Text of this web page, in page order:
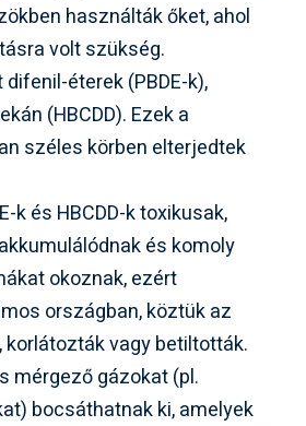
használták őket, ahol
volt szükség.
éterek (PBDE-k),
(HBCDD). Ezek a
széles körben elterjedtek
k és HBCDD-k toxikusak,
és komoly
okoznak, ezért
országban, köztük az
korlátozták vagy betiltották.
mérgező gázokat (pl.
bocsáthatnak ki, amelyek